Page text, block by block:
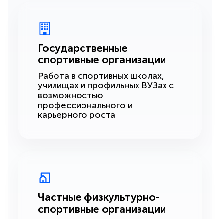
Государственные
спортивные организации
Работа в спортивных школах,
училищах и профильных ВУЗах с
возможностью
профессионального и
карьерного роста
Частные физкультурно-
спортивные организации